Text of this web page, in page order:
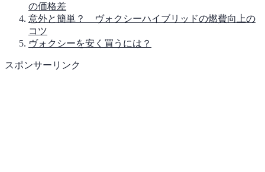
の価格差
意外と簡単？ ヴォクシーハイブリッドの燃費向上の
コツ
ヴォクシーを安く買うには？
スポンサーリンク